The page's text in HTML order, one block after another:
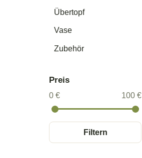
Übertopf
Vase
Zubehör
Preis
0 € 100 €
Filtern